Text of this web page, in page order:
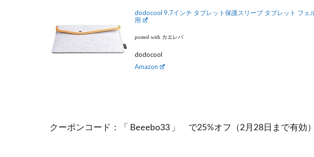
dodocool 9.7インチ タブレット保護スリーブ タブレット フェ
用
posted with カエレバ
dodocool
Amazon
クーポンコード：「 Beeebo33 」 で25%オフ（2月28日まで有効）